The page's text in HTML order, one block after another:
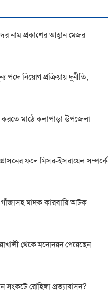
নাম প্রকাশের আহ্বান মেজর
পদে নিয়োগ প্রক্রিয়ায় দুর্নীতি,
করতে মাঠে কলাপাড়া উপজেলা
ফলে মিসর-ইসরায়েল সম্পর্কে
গাঁজাসহ মাদক কারবারি আটক
থেকে মনোনয়ন পেয়েছেন
সংকটে রোহিঙ্গা প্রত্যাবাসন?